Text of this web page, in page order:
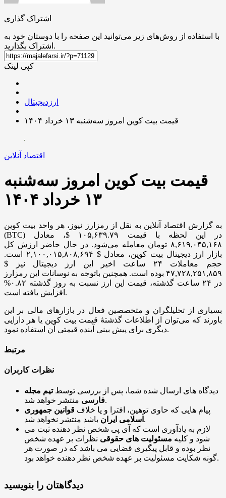
اشتراک گذاری
با استفاده از روش‌های زیر می‌توانید این صفحه را با دوستان خود به
اشتراک بگذارید.
کپی لینک
ارزدیجیتال
قیمت بیت کوین امروز سه‌شنبه ۱۳ خرداد ۱۴۰۴
اقتصاد آنلاین
قیمت بیت کوین امروز سه‌شنبه
۱۳ خرداد ۱۴۰۴
به گزارش اقتصاد آنلاین به نقل از رمزارز نیوز، هر واحد بیت کوین
(BTC) در این لحظه با قیمت ۱۰۵,۶۳۹.۷۹ $، معادل
۸,۶۱۹,۰۴۵,۱۶۸ تومان معامله می‌شود. در حال حاضر ارزش کل
بازار ارز دیجیتال بیت کوین، معادل $ ۲,۱۰۰,۰۱۵,۸۰۸,۶۹۴ است.
حجم معاملات ۲۴ ساعت اخیر این ارز دیجیتال نیز $
۴۷,۷۲۸,۲۵۱,۸۵۹ بوده است. همچنین باتوجه به نوسانات این رمزارز
در ۲۴ ساعت گذشته، قیمت این ارز نسبت به روز گذشته ۰.۸۲%
افزایش یافته است.
بسیاری از تحلیلگران و متخصصین فعال در بازار‌های مالی بر این
باورند که می‌توان از اطلاعات گذشتۀ قیمت بیت کوین یا هر دارایی
دیگری برای پیش بینی آینده قیمتی آن استفاده نمود.
مرتبط
نظرات کاربران
دیدگاه های ارسال شده شما، پس از بررسی توسطتیم مجله
فارسیمنتشر خواهد شد.
پیام هایی که حاوی توهین، افترا و یا خلاف قوانین جمهوری
اسلامی ایران باشد منتشر نخواهد شد.
لازم به یادآوری است که آی پی شخص نظر دهنده ثبت می
شود و کلیه مسئولیت های حقوقی نظرات بر عهده شخص
نظر بوده و قابل پیگیری قضایی می باشد که در صورت هر
گونه شکایت مسئولیت بر عهده شخص نظر دهنده خواهد بود.
دیدگاهتان را بنویسید